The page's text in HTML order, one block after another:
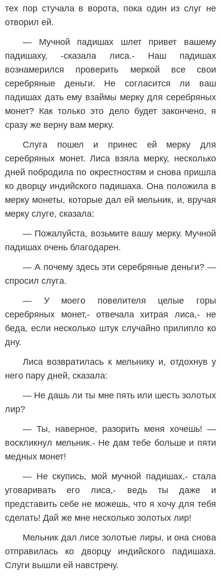
тех пор стучала в ворота, пока один из слуг не
отворил ей.
— Мучной падишах шлет привет вашему
падишаху, -сказала лиса.- Наш падишах
вознамерился проверить меркой все свои
серебряные деньги. Не согласится ли ваш
падишах дать ему взаймы мерку для серебряных
монет? Как только это дело будет закончено, я
сразу же верну вам мерку.
Слуга пошел и принес ей мерку для
серебряных монет. Лиса взяла мерку, несколько
дней побродила по окрестностям и снова пришла
ко дворцу индийского падишаха. Она положила в
мерку монеты, которые дал ей мельник, и, вручая
мерку слуге, сказала:
— Пожалуйста, возьмите вашу мерку. Мучной
падишах очень благодарен.
— А почему здесь эти серебряные деньги? —
спросил слуга.
— У моего повелителя целые горы
серебряных монет,- отвечала хитрая лиса,- не
беда, если несколько штук случайно прилипло ко
дну.
Лиса возвратилась к мельнику и, отдохнув у
него пару дней, сказала:
— Не дашь ли ты мне пять или шесть золотых
лир?
— Ты, наверное, разорить меня хочешь! —
воскликнул мельник.- Не дам тебе больше и пяти
медных монет!
— Не скупись, мой мучной падишах,- стала
уговаривать его лиса,- ведь ты даже и
представить себе не можешь, что я хочу для тебя
сделать! Дай же мне несколько золотых лир!
Мельник дал лисе золотые лиры, и она снова
отправилась ко дворцу индийского падишаха.
Слуги вышли ей навстречу.